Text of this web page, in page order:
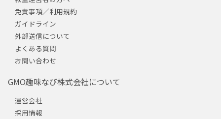
免責事項／利用規約
ガイドライン
外部送信について
よくある質問
お問い合わせ
GMO趣味なび株式会社について
運営会社
採用情報